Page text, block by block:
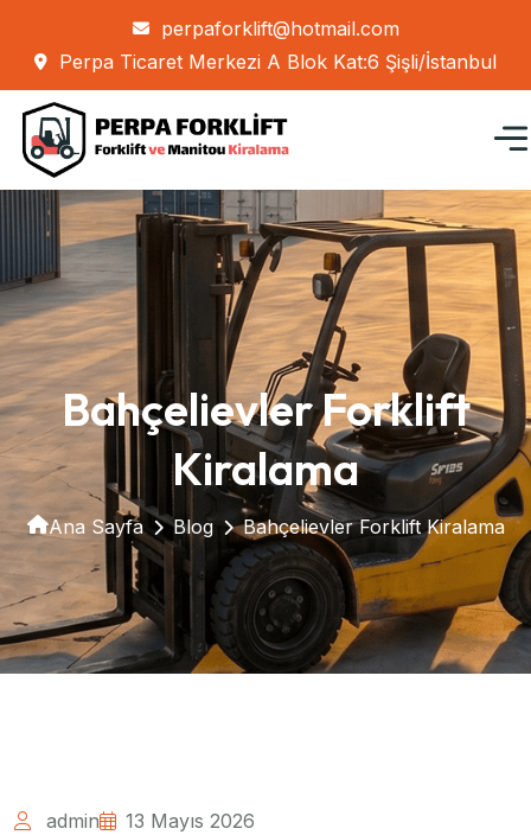
perpaforklift@hotmail.com
Perpa Ticaret Merkezi A Blok Kat:6 Şişli/İstanbul
Bahçelievler Forklift
Kiralama
Ana Sayfa Blog Bahçelievler Forklift Kiralama
admin 13 Mayıs 2026